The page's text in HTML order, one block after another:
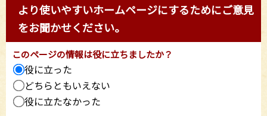
より使いやすいホームページにするためにご意見
をお聞かせください。
このページの情報は役に立ちましたか？
役に立った
どちらともいえない
役に立たなかった